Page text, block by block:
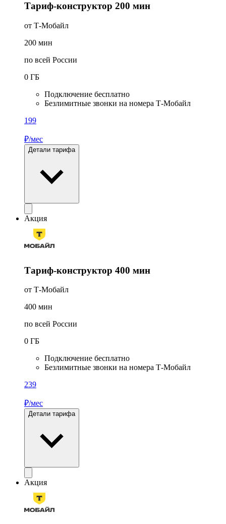
Тариф-конструктор 200 мин
от Т-Мобайл
200 мин
по всей России
0 ГБ
Подключение бесплатно
Безлимитные звонки на номера Т-Мобайл
199
₽/мес
Детали тарифа
Акция
Тариф-конструктор 400 мин
от Т-Мобайл
400 мин
по всей России
0 ГБ
Подключение бесплатно
Безлимитные звонки на номера Т-Мобайл
239
₽/мес
Детали тарифа
Акция